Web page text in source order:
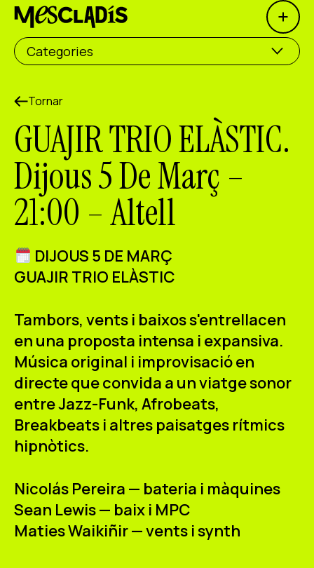
Open
Productora social
Productora d'experiències
Productora d'ocupació
Productora de coneixement
Productora cultural
Agenda
Blog
Contacte
FacebookInstagramYoutube
ES CA EN
Categories
Tornar
GUAJIR TRIO ELÀSTIC.
Dijous 5 De Març –
21:00 – Altell
DIJOUS 5 DE MARÇ
GUAJIR TRIO ELÀSTIC
Tambors, vents i baixos s'entrellacen
en una proposta intensa i expansiva.
Música original i improvisació en
directe que convida a un viatge sonor
entre Jazz-Funk, Afrobeats,
Breakbeats i altres paisatges rítmics
hipnòtics.
Nicolás Pereira — bateria i màquines
Sean Lewis — baix i MPC
Maties Waikiñir — vents i synth